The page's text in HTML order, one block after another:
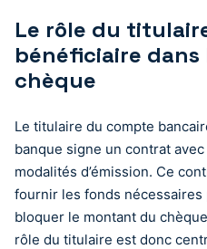
Le rôle du
bénéficiaire dans
chèque
Le titulaire du compte
banque signe un contrat
modalités d’émission. Ce
fournir les fonds nécessaires
bloquer le montant du
rôle du titulaire est donc